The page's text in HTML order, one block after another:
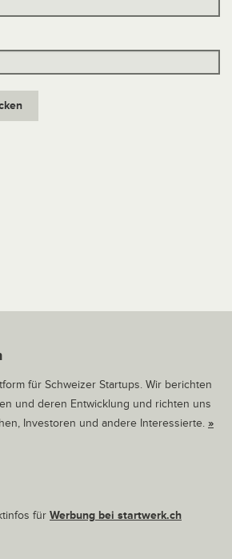
für Schweizer Startups. Wir berichten
und deren Entwicklung und richten uns
Investoren und andere Interessierte. »
für Werbung bei startwerk.ch